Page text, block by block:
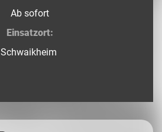
Ab sofort
Einsatzort:
Schwaikheim